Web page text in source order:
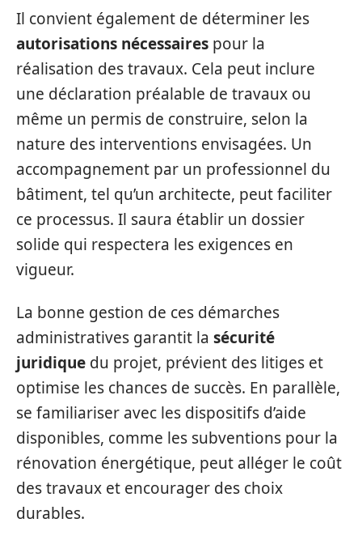
Il convient également de déterminer les
autorisations nécessaires pour la
réalisation des travaux. Cela peut inclure
une déclaration préalable de travaux ou
même un permis de construire, selon la
nature des interventions envisagées. Un
accompagnement par un professionnel du
bâtiment, tel qu’un architecte, peut faciliter
ce processus. Il saura établir un dossier
solide qui respectera les exigences en
vigueur.
La bonne gestion de ces démarches
administratives garantit la sécurité
juridique du projet, prévient des litiges et
optimise les chances de succès. En parallèle,
se familiariser avec les dispositifs d’aide
disponibles, comme les subventions pour la
rénovation énergétique, peut alléger le coût
des travaux et encourager des choix
durables.